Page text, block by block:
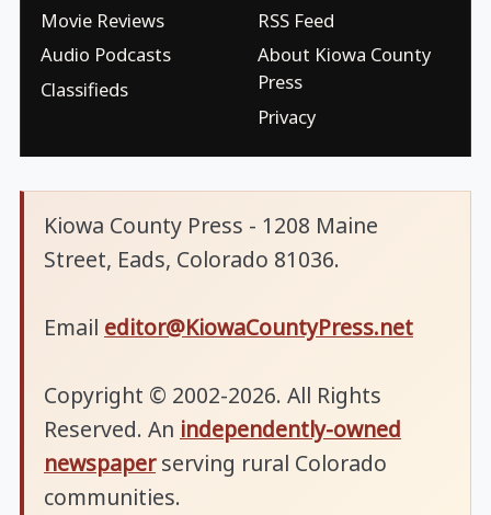
Movie Reviews
Audio Podcasts
Classifieds
RSS Feed
About Kiowa County
Press
Privacy
Kiowa County Press - 1208 Maine
Street, Eads, Colorado 81036.
Email editor@KiowaCountyPress.net
Copyright © 2002-2026. All Rights
Reserved. An independently-owned
newspaperserving rural Colorado
communities.